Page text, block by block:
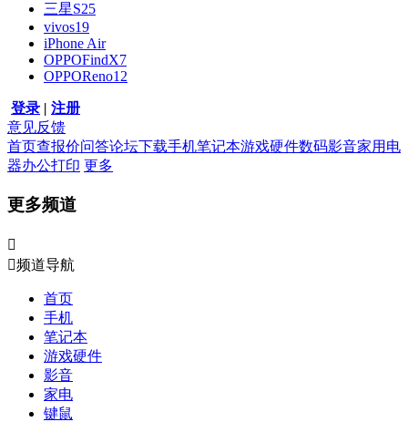
三星S25
vivos19
iPhone Air
OPPOFindX7
OPPOReno12
登录 | 注册
意见反馈
首页查报价问答论坛下载手机笔记本游戏硬件数码影音家用电
器办公打印 更多
更多频道

频道导航
首页
手机
笔记本
游戏硬件
影音
家电
键鼠